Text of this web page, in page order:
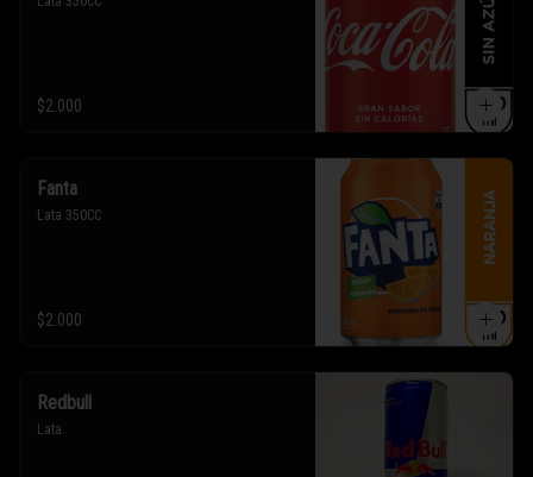
$2.000
Fanta
Lata 350CC
$2.000
Redbull
Lata.